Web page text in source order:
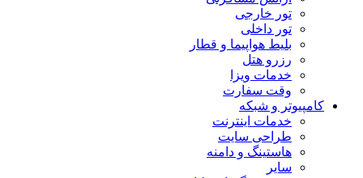
تور خارجی
تور داخلی
بلیط هواپیما و قطار
رزرو هتل
خدمات ویزا
وقت سفارت
کامپیوتر و شبکه
خدمات اینترنت
طراحی سایت
هاستینگ و دامنه
سایر